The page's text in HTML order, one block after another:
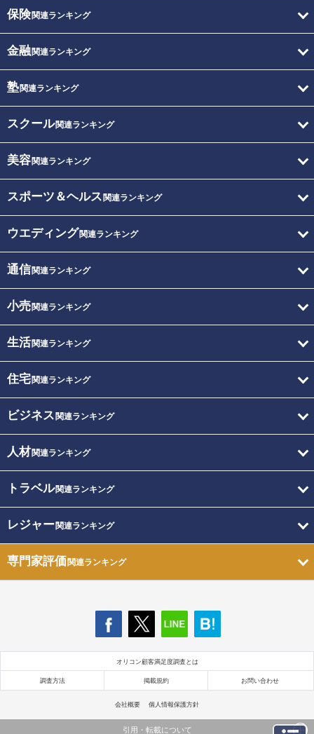
保険関連ランキング
金融関連ランキング
塾関連ランキング
スクール関連ランキング
美容関連ランキング
スポーツ＆ヘルス 関連ランキング
ウエディング関連ランキング
通信関連ランキング
小売関連ランキング
生活関連ランキング
住宅関連ランキング
ビジネス 関連ランキング
人材関連ランキング
トラベル関連ランキング
レジャー関連ランキング
専門家評価関連ランキング
オリコン顧客満足度調査とは
調査方法 掲載規約 お問い合わせ
会社概要 個人情報保護方針
引用・転載について